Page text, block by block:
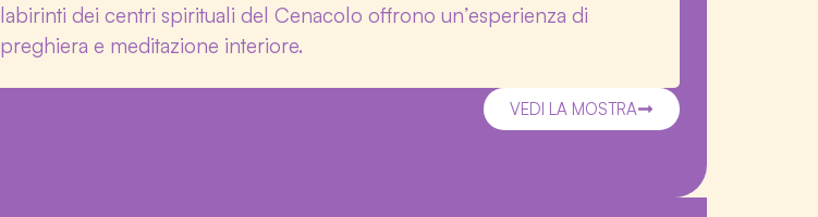
labirinti dei centri spirituali del Cenacolo offrono un’esperienza di
preghiera e meditazione interiore.
VEDI LA MOSTRA